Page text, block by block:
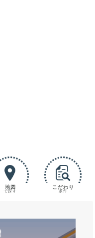
地図
で探す
こだわり
条件